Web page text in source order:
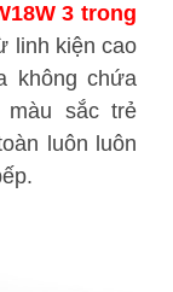
3 trong
linh kiện cao
không chứa
sắc trẻ
luôn luôn